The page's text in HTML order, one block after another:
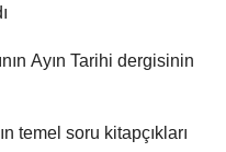
Ayın Tarihi dergisinin
temel soru kitapçıkları